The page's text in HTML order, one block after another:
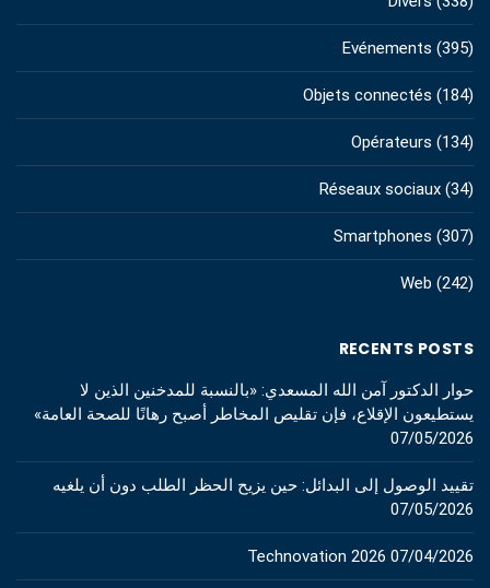
Evénements (395)
Objets connectés (184)
Opérateurs (134)
Réseaux sociaux (34)
Smartphones (307)
Web (242)
RECENTS POSTS
حوار الدكتور آمن الله المسعدي: «بالنسبة للمدخنين الذين لا
يستطيعون الإقلاع، فإن تقليص المخاطر أصبح رهانًا للصحة العامة»
07/05/2026
تقييد الوصول إلى البدائل: حين يزيح الحظر الطلب دون أن يلغيه
07/05/2026
Technovation 2026 07/04/2026